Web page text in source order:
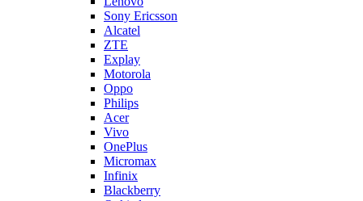
Sony Ericsson
Alcatel
ZTE
Explay
Motorola
Oppo
Philips
Acer
Vivo
OnePlus
Micromax
Infinix
Blackberry
Oukitel